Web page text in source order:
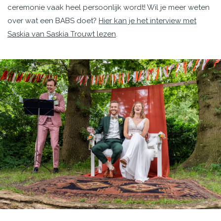
ceremonie vaak heel persoonlijk wordt! Wil je meer weten
over wat een BABS doet? Hier kan je het interview met
Saskia van Saskia Trouwt lezen.